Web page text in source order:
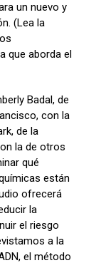
un nuevo y
(Lea la
que aborda el
Badal, de
con la
de la
la de otros
qué
están
ofrecerá
la
el riesgo
a la
el método